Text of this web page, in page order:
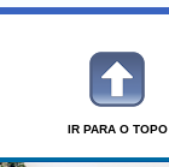
IR PARA O TOPO